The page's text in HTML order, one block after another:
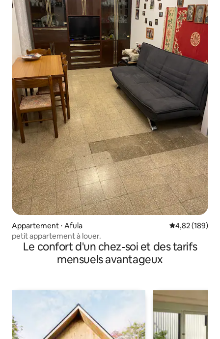
Appartement ⋅ Afula Évaluation
4,82 (189)
petit appartement à louer.
Le confort d'un chez-soi et des tarifs
mensuels avantageux